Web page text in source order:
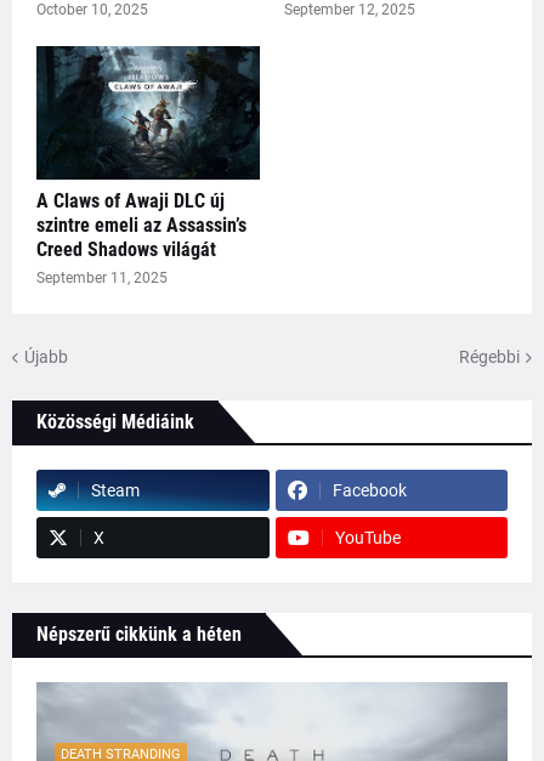
October 10, 2025 September 12, 2025
A Claws of Awaji DLC új
szintre emeli az Assassin’s
Creed Shadows világát
September 11, 2025
Újabb Régebbi
Közösségi Médiáink
Steam Facebook
X YouTube
Népszerű cikkünk a héten
DEATH STRANDING